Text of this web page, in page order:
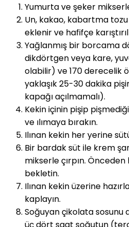
Yumurta ve şeker
Un, kakao, kabartma
eklenir ve hafifçe
Yağlanmış bir borcama
dikdörtgen veya kare,
olabilir) ve 170 derecelik
yaklaşık 25-30 dakika
kapağı açılmamalı).
Kekin içinin pişip
ve ılımaya bırakın.
Ilınan kekin her yerine
Bir bardak süt ile krem
mikserle çırpın. Önceden
bekletin.
Ilınan kekin üzerine
kaplayın.
Soğuyan çikolata sosunu
üç dört saat soğutun